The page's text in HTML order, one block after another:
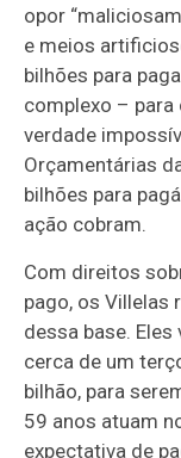
opor
e meios
bilhões para
complexo –
verdade
Orçamentárias
bilhões para
ação cobram.
Com direitos
pago, os Villelas
dessa base.
cerca de um
bilhão, para
59 anos atuam
expectativa de